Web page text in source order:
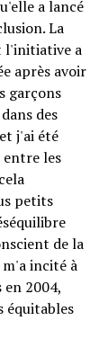
a lancé
La
l'initiative a
après avoir
garçons
des
j'ai été
entre les
petits
de la
incité à
2004,
équitables